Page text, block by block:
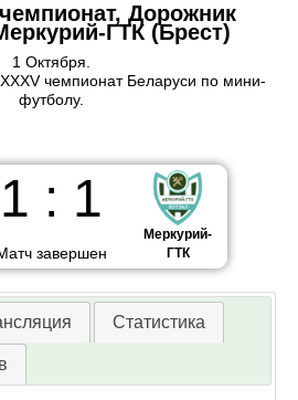
Дорожник
ГТК (Брест)
1 Октября.
чемпионат Беларуси по мини-
футболу.
1 : 1
завершен
Меркурий-
ГТК
Статистика